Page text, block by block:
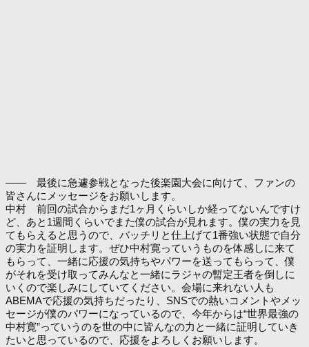
―― 最後に急遽参戦となった後楽園大会に向けて、ファンの
皆さんにメッセージをお願いします。
中村 前回の試合からまだ1ヶ月くらいしか経ってないんですけ
ど、あと1週間くらいでまた僕の試合が見れます。僕の実力を見
てもらえると思うので、バッチリと仕上げて1番強い状態で自分
の実力を証明します。ぜひ中村寛っていうものを体感しに来て
もらって、一緒に応援の気持ちやパワーを送ってもらって、僕
がそれを受け取ってみんなと一緒にラジャの暫定王者を倒しに
いくので楽しみにしていてください。会場に来れない人も
ABEMAで応援の気持ちだったり、SNSでの熱いコメントやメッ
セージが僕のパワーになっているので、今年からは“世界最強の
中村寛”っていうのを世の中に皆んなの力と一緒に証明していき
たいと思っているので、応援をよろしくお願いします。